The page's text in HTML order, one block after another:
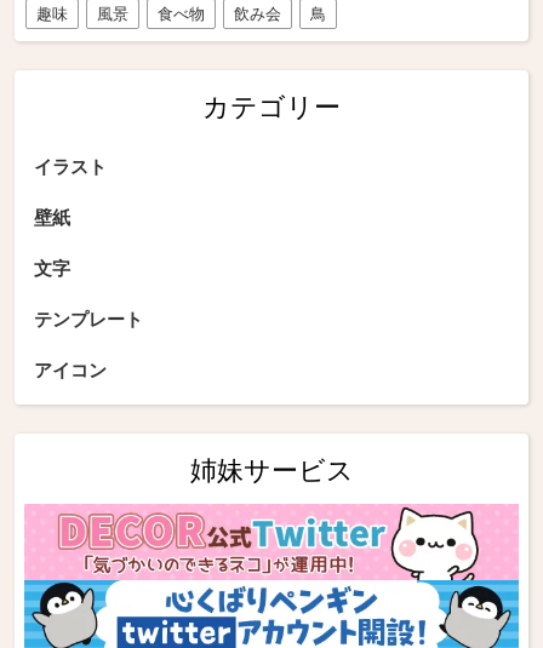
趣味
風景 食べ物 飲み会 鳥
カテゴリー
イラスト
壁紙
文字
テンプレート
アイコン
姉妹サービス